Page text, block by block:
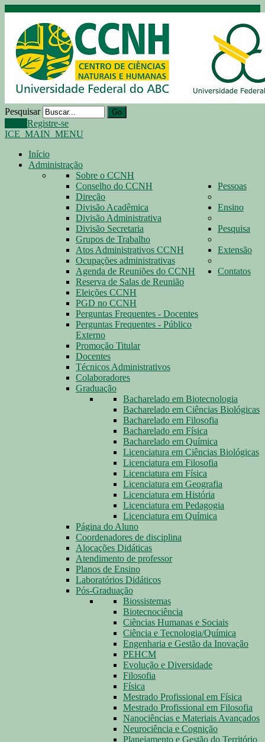
Pesquisar Go
Registre-se
ICE_MAIN_MENU
Início
Administração
Sobre o CCNH
Conselho do CCNH
Direção
Divisão Acadêmica
Divisão Administrativa
Divisão Secretaria
Grupos de Trabalho
Atos Administrativos CCNH
Ocupações administrativas
Agenda de Reuniões do CCNH
Reserva de Salas de Reunião
Eleições CCNH
PGD no CCNH
Perguntas Frequentes - Docentes
Perguntas Frequentes - Público
Externo
Promoção Titular
Pessoas
Docentes
Técnicos Administrativos
Colaboradores
Ensino
Graduação
Bacharelado em Biotecnologia
Bacharelado em Ciências Biológicas
Bacharelado em Filosofia
Bacharelado em Física
Bacharelado em Química
Licenciatura em Ciências Biológicas
Licenciatura em Filosofia
Licenciatura em Física
Licenciatura em Geografia
Licenciatura em História
Licenciatura em Pedagogia
Licenciatura em Química
Página do Aluno
Coordenadores de disciplina
Alocações Didáticas
Atendimento de professor
Planos de Ensino
Laboratórios Didáticos
Pós-Graduação
Biossistemas
Biotecnociência
Ciências Humanas e Sociais
Ciência e Tecnologia/Química
Engenharia e Gestão da Inovação
PEHCM
Evolução e Diversidade
Filosofia
Física
Mestrado Profissional em Física
Mestrado Profissional em Filosofia
Nanociências e Materiais Avançados
Neurociência e Cognição
Planejamento e Gestão do Território
Pesquisa
Extensão
Contatos